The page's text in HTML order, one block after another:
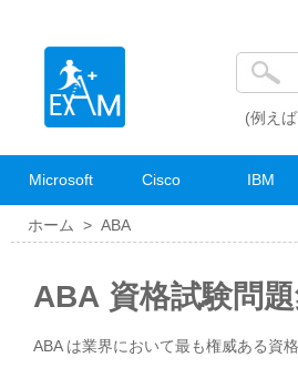
(例え
Microsoft Cisco IBM
ホーム > ABA
ABA 資格試験問
ABA は業界において最も権威ある資